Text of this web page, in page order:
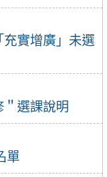
實增廣」未選
選課說明
單